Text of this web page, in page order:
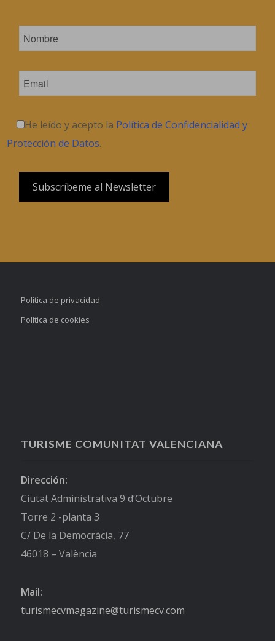
He leído y acepto la Política de Confidencialidad y
Protección de Datos.
Política de privacidad
Política de cookies
TURISME COMUNITAT VALENCIANA
Dirección:
Ciutat Administrativa 9 d’Octubre
Torre 2 -planta 3
C/ De la Democràcia, 77
46018 – València
Mail:
turismecvmagazine@turismecv.com